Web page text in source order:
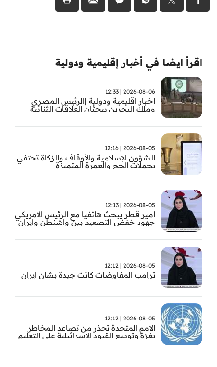
اقرأ ايضا في أخبار إقليمية ودولية
2026-08-06 | 12:33
اخبار اقليمية ودولية |الرئيس المصري
وملك البحرين يبحثان العلاقات الثنائية
2026-08-05 | 12:16
الشؤون الإسلامية والأوقاف والزكاة تحتفي
بحملات الحج والعمرة المتميزة
2026-08-05 | 12:13
امير قطر يبحث هاتفيا مع الرئيس الامريكي
جهود خفض التصعيد بين واشنطن وايران
2026-08-05 | 12:12
ترامب المفاوضات كانت جيدة بشان ايران
2026-08-05 | 12:12
الامم المتحدة تحذر من تصاعد المخاطر
بغزة وتوسع القيود الاسرائيلية على التعليم